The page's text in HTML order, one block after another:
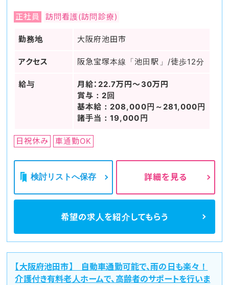
正社員 訪問看護(訪問診療)
勤務地 大阪府池田市
アクセス 阪急宝塚本線「池田駅」/徒歩12分
給与
月給：22.7万円～30万円
賞与：2回
基本給：208,000円～281,000円
諸手当：19,000円
日祝休み 車通勤OK
検討リストへ保存 詳細を見る
希望の求人を紹介してもらう
【大阪府池田市】 自動車通勤可能で、雨の日も楽々！
介護付き有料老人ホームで、高齢者のサポートを行いま